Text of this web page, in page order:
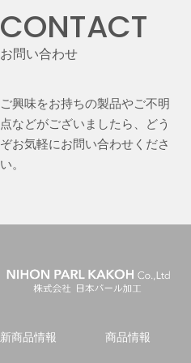
CONTACT
お問い合わせ
ご興味をお持ちの製品やご不明
点などがございましたら、どう
ぞお気軽にお問い合わせくださ
い。
新商品情報 商品情報